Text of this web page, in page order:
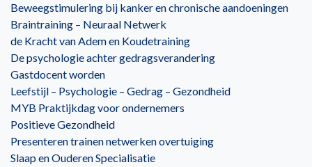
Beweegstimulering bij kanker en chronische aandoeningen
Braintraining – Neuraal Netwerk
de Kracht van Adem en Koudetraining
De psychologie achter gedragsverandering
Gastdocent worden
Leefstijl – Psychologie – Gedrag – Gezondheid
MYB Praktijkdag voor ondernemers
Positieve Gezondheid
Presenteren trainen netwerken overtuiging
Slaap en Ouderen Specialisatie